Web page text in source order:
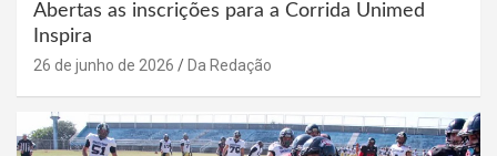
Abertas as inscrições para a Corrida Unimed
Inspira
26 de junho de 2026 Da Redação